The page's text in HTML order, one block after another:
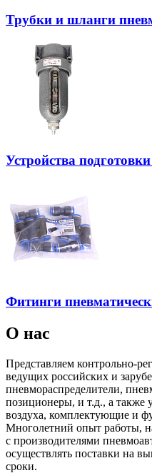
Трубки и шланги
Устройства
Фитинги
О нас
Представляем контрольно-
ведущих российских и
пневмораспределители,
позиционеры, и т.д., а также
воздуха, комплектующие и
Многолетний опыт работы,
с производителями
осуществлять поставки на
сроки.